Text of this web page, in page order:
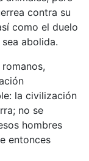
contra su
como el duelo
abolida.
la civilización
no se
hombres
entonces